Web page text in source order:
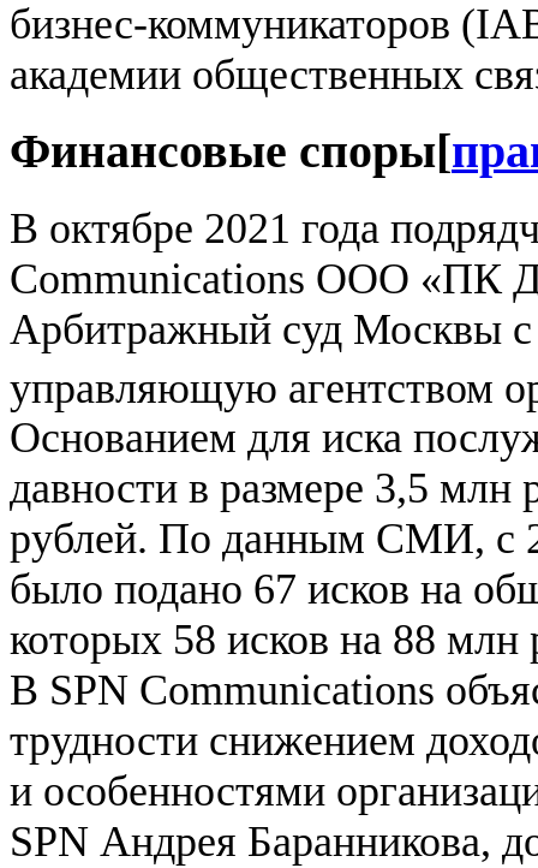
бизнес-коммуникаторов
академии общественных
Финансовые споры[
В октябре 2021 года
Communications ООО «ПК
Арбитражный суд Москвы с
управляющую агентством
Основанием для иска
давности в размере 3,5 млн
рублей. По данным СМИ, с
было подано 67 исков на
которых 58 исков на 88
В SPN Communications
трудности снижением
и особенностями
SPN Андрея Баранникова,